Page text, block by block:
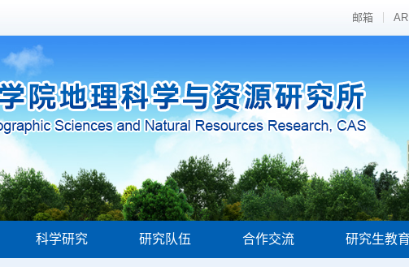
邮箱
科学研究 研究队伍 合作交流 研究生教育